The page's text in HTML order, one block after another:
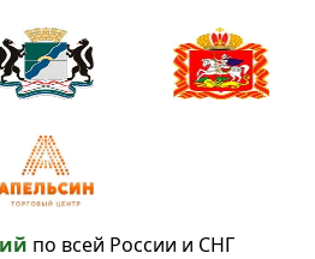
по всей России и СНГ